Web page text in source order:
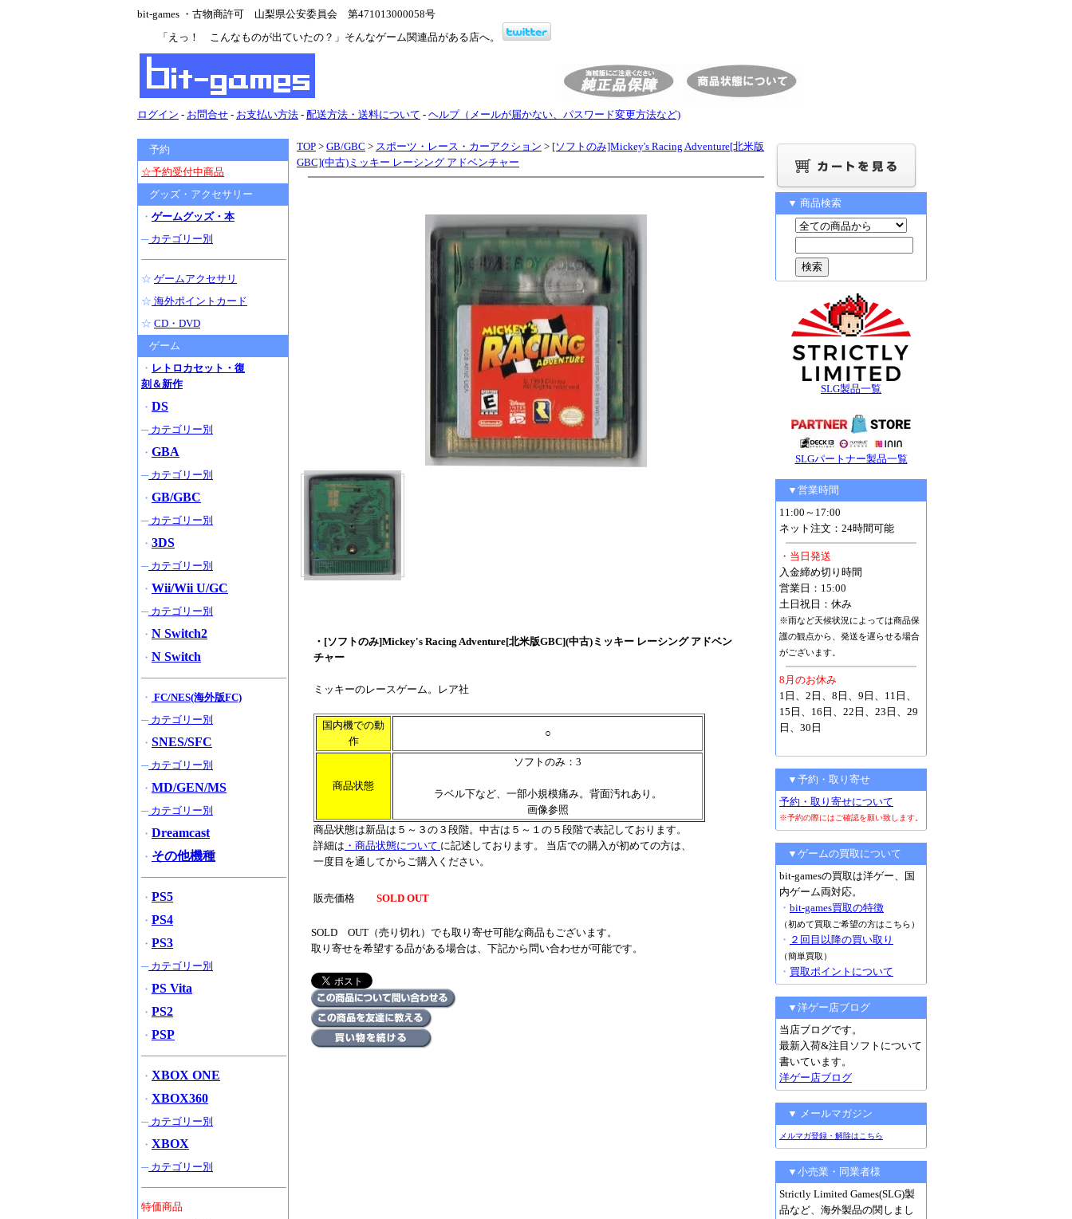
bit-games ・古物商許可 山梨県公安委員会 第471013000058号
「えっ！ こんなものが出ていたの？」そんなゲーム関連品がある店へ。
ログイン - お問合せ - お支払い方法 - 配送方法・送料について - ヘルプ（メールが届かない、パスワード変更方法など)
TOP > GB/GBC > スポーツ・レース・カーアクション > [ソフトのみ]Mickey's Racing Adventure[北米版
GBC](中古)ミッキー レーシング アドベンチャー
・[ソフトのみ]Mickey's Racing Adventure[北米版GBC](中古)ミッキー レーシング アドベン
チャー
ミッキーのレースゲーム。レア社
国内機での動
作
○
商品状態
ソフトのみ：3
ラベル下など、一部小規模痛み。背面汚れあり。
画像参照
商品状態は新品は５～３の３段階。中古は５～１の５段階で表記しております。
詳細は ・商品状態について に記述しております。 当店での購入が初めての方は、
一度目を通してからご購入ください。
販売価格 SOLD OUT
SOLD OUT（売り切れ）でも取り寄せ可能な商品もございます。
取り寄せを希望する品がある場合は、下記から問い合わせが可能です。
予約
☆予約受付中商品
グッズ・アクセサリー
・ ゲームグッズ・本
─カテゴリー別
☆ ゲームアクセサリ
☆ 海外ポイントカード
☆ CD・DVD
ゲーム
・ レトロカセット・復
刻＆新作
・ DS
─カテゴリー別
・ GBA
─カテゴリー別
・ GB/GBC
─カテゴリー別
・ 3DS
─カテゴリー別
・ Wii/Wii U/GC
─カテゴリー別
・ N Switch2
・ N Switch
・ FC/NES(海外版FC)
─カテゴリー別
・ SNES/SFC
─カテゴリー別
・ MD/GEN/MS
─カテゴリー別
・ Dreamcast
・ その他機種
・ PS5
・ PS4
・ PS3
─カテゴリー別
・ PS Vita
・ PS2
・ PSP
・ XBOX ONE
・ XBOX360
─カテゴリー別
・ XBOX
─カテゴリー別
特価商品
▼ 商品検索
SLG製品一覧
SLGパートナー製品一覧
▼営業時間
11:00～17:00
ネット注文：24時間可能
・当日発送
入金締め切り時間
営業日：15:00
土日祝日：休み
※雨など天候状況によっては商品保
護の観点から、発送を遅らせる場合
がございます。
8月のお休み
1日、2日、8日、9日、11日、
15日、16日、22日、23日、29
日、30日
▼予約・取り寄せ
予約・取り寄せについて
※予約の際にはご確認を願い致します。
▼ゲームの買取について
bit-gamesの買取は洋ゲー、国
内ゲーム両対応。
・ bit-games買取の特徴
（初めて買取ご希望の方はこちら）
・ ２回目以降の買い取り
（簡単買取）
・ 買取ポイントについて
▼洋ゲー店ブログ
当店ブログです。
最新入荷&注目ソフトについて
書いています。
洋ゲー店ブログ
▼ メールマガジン
メルマガ登録・解除はこちら
▼小売業・同業者様
Strictly Limited Games(SLG)製
品など、海外製品の関しまし